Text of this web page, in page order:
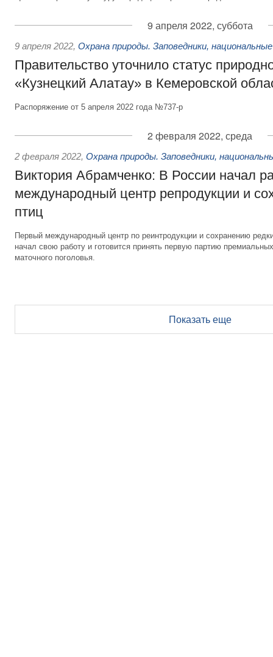
9 апреля 2022, суббота
9 апреля 2022, Охрана природы. Заповедники,
Правительство уточнило статус
«Кузнецкий Алатау» в Кемеровской
Распоряжение от 5 апреля 2022 года №737-р
2 февраля 2022, среда
2 февраля 2022, Охрана природы. Заповедники,
Виктория Абрамченко: В России начал
международный центр репродукции и
птиц
Первый международный центр по реинтродукции и сохранению
начал свою работу и готовится принять первую партию
маточного поголовья.
Показать еще